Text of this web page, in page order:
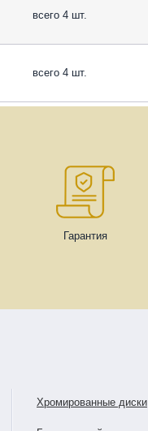
всего 4 шт.
всего 4 шт.
Гарантия
Хромированные диски